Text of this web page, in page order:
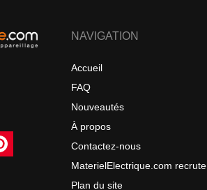
NAVIGATION
Accueil
FAQ
Nouveautés
À propos
Contactez-nous
MaterielElectrique.com recrute
Plan du site